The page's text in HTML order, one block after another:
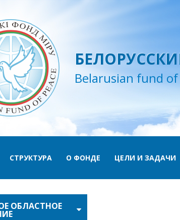
Belarusian fund of
СТРУКТУРА О ФОНДЕ ЦЕЛИ И ЗАДАЧИ
ОБЛАСТНОЕ